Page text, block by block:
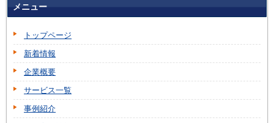
メニュー
トップページ
新着情報
企業概要
サービス一覧
事例紹介